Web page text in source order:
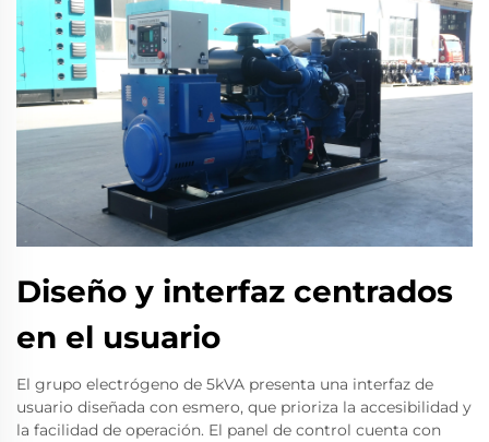
Diseño y interfaz centrados
en el usuario
El grupo electrógeno de 5kVA presenta una interfaz de
usuario diseñada con esmero, que prioriza la accesibilidad y
la facilidad de operación. El panel de control cuenta con